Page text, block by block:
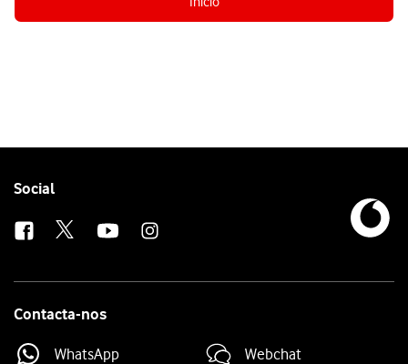
Follow
Social
Contacta-nos
WhatsApp Webchat